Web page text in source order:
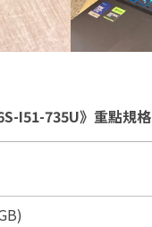
I51-735U》重點規格